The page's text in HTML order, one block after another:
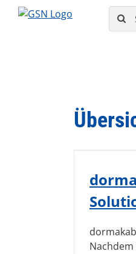
Zum
Suche
nach: